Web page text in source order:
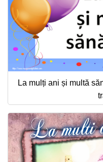
La mulți ani și multă